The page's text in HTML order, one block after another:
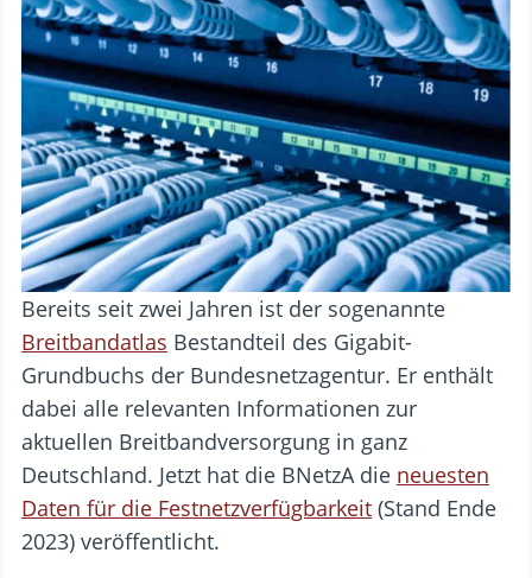
Bereits seit zwei Jahren ist der sogenannte
Breitbandatlas Bestandteil des Gigabit-
Grundbuchs der Bundesnetzagentur. Er enthält
dabei alle relevanten Informationen zur
aktuellen Breitbandversorgung in ganz
Deutschland. Jetzt hat die BNetzA die neuesten
Daten für die Festnetzverfügbarkeit (Stand Ende
2023) veröffentlicht.